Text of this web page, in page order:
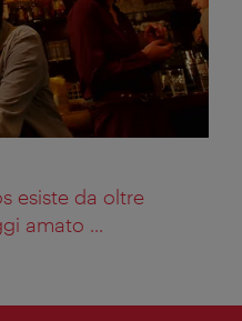
esiste da oltre
amato ...